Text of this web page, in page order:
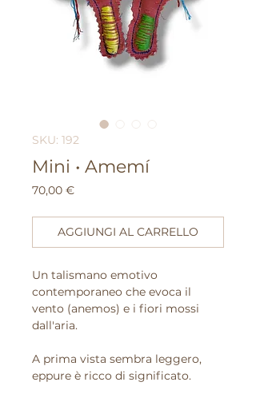
SKU: 192
Mini • Amemí
70,00 €Prezzo
AGGIUNGI AL CARRELLO
Un talismano emotivo
contemporaneo che evoca il
vento (anemos) e i fiori mossi
dall'aria.
A prima vista sembra leggero,
eppure è ricco di significato.